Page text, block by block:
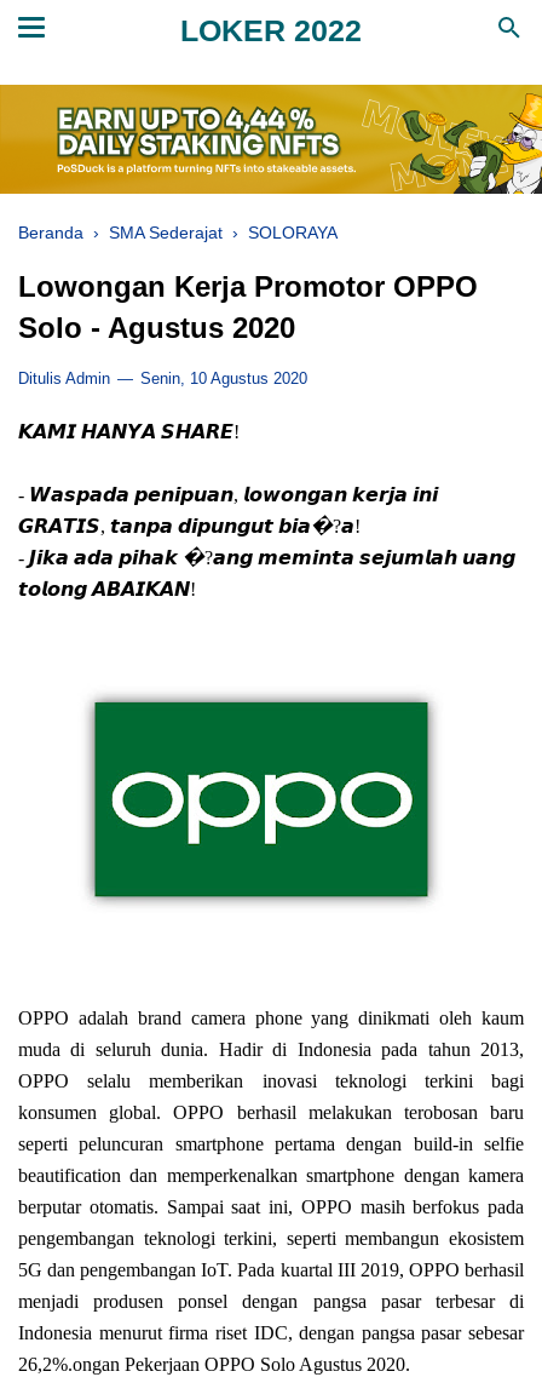
LOKER 2022
Beranda › SMA Sederajat › SOLORAYA
Lowongan Kerja Promotor OPPO
Solo - Agustus 2020
Ditulis Admin Senin, 10 Agustus 2020
𝙆𝘼𝙈𝙄 𝙃𝘼𝙉𝙔𝘼 𝙎𝙃𝘼𝙍𝙀!
- 𝙒𝙖𝙨𝙥𝙖𝙙𝙖 𝙥𝙚𝙣𝙞𝙥𝙪𝙖𝙣, 𝙡𝙤𝙬𝙤𝙣𝙜𝙖𝙣 𝙠𝙚𝙧𝙟𝙖 𝙞𝙣𝙞
𝙂𝙍𝘼𝙏𝙄𝙎, 𝙩𝙖𝙣𝙥𝙖 𝙙𝙞𝙥𝙪𝙣𝙜𝙪𝙩 𝙗𝙞𝙖�?𝙖!
- 𝙅𝙞𝙠𝙖 𝙖𝙙𝙖 𝙥𝙞𝙝𝙖𝙠 �?𝙖𝙣𝙜 𝙢𝙚𝙢𝙞𝙣𝙩𝙖 𝙨𝙚𝙟𝙪𝙢𝙡𝙖𝙝 𝙪𝙖𝙣𝙜
𝙩𝙤𝙡𝙤𝙣𝙜 𝘼𝘽𝘼𝙄𝙆𝘼𝙉!
OPPO adalah brand camera phone yang dinikmati oleh kaum
muda di seluruh dunia. Hadir di Indonesia pada tahun 2013,
OPPO selalu memberikan inovasi teknologi terkini bagi
konsumen global. OPPO berhasil melakukan terobosan baru
seperti peluncuran smartphone pertama dengan build-in selfie
beautification dan memperkenalkan smartphone dengan kamera
berputar otomatis. Sampai saat ini, OPPO masih berfokus pada
pengembangan teknologi terkini, seperti membangun ekosistem
5G dan pengembangan IoT. Pada kuartal III 2019, OPPO berhasil
menjadi produsen ponsel dengan pangsa pasar terbesar di
Indonesia menurut firma riset IDC, dengan pangsa pasar sebesar
26,2%.ongan Pekerjaan OPPO Solo Agustus 2020.